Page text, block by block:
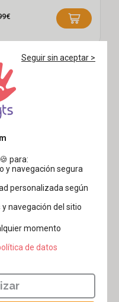
acrílicas tubo
entelado, tema
Seguir sin aceptar >
🍪 para:
y navegación segura
personalizada según
navegación del sitio
momento
de datos